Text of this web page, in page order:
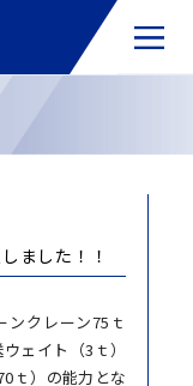
ました！！
クレーン75ｔ
ェイト（3ｔ）
ｔ）の能力とな